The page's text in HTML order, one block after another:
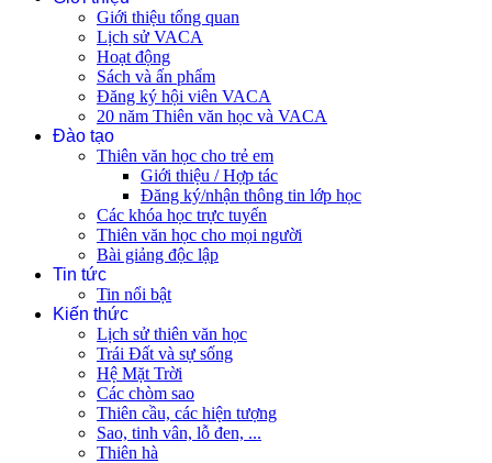
Giới thiệu tổng quan
Lịch sử VACA
Hoạt động
Sách và ấn phẩm
Đăng ký hội viên VACA
20 năm Thiên văn học và VACA
Đào tạo
Thiên văn học cho trẻ em
Giới thiệu / Hợp tác
Đăng ký/nhận thông tin lớp học
Các khóa học trực tuyến
Thiên văn học cho mọi người
Bài giảng độc lập
Tin tức
Tin nổi bật
Kiến thức
Lịch sử thiên văn học
Trái Đất và sự sống
Hệ Mặt Trời
Các chòm sao
Thiên cầu, các hiện tượng
Sao, tinh vân, lỗ đen, ...
Thiên hà